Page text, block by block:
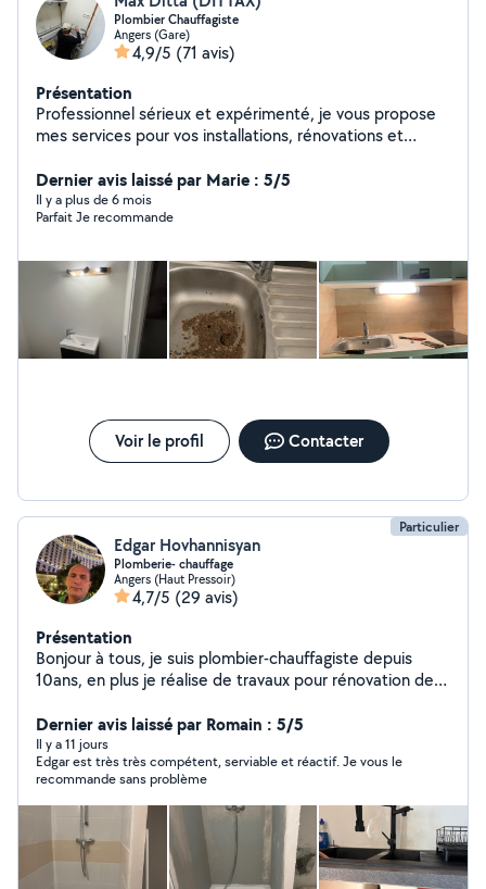
Plombier Chauffagiste
Angers (Gare)
4,9/5 (71 avis)
Présentation
Professionnel sérieux et expérimenté, je vous propose
mes services pour vos installations, rénovations et
disponibilité garantie. Contactez-moi pour en discuter
ou obtenir un devis gratuit !
Dernier avis laissé par Marie : 5/5
Il y a plus de 6 mois
Parfait Je recommande
Voir le profil Contacter
Particulier
Edgar Hovhannisyan
Plomberie- chauffage
Angers (Haut Pressoir)
4,7/5 (29 avis)
Présentation
Bonjour à tous, je suis plombier-chauffagiste depuis
10ans, en plus je réalise de travaux pour rénovation de
transformation de salle de bain normal au PMR.
Réparation de électroménager et montage de cuisines
aussi dans la liste de mes compétences. Cordialement
et à bientôt
Dernier avis laissé par Romain : 5/5
Il y a 11 jours
Edgar est très très compétent, serviable et réactif. Je vous le
recommande sans problème